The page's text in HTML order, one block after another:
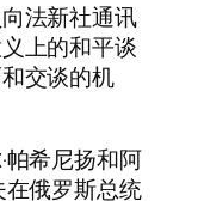
法新社通讯
上的和平谈
交谈的机
帕希尼扬和阿
在俄罗斯总统